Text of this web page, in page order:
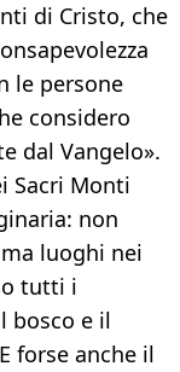
di Cristo, che
le persone
considero
dal Vangelo».
Sacri Monti
non
luoghi nei
tutti i
bosco e il
forse anche il